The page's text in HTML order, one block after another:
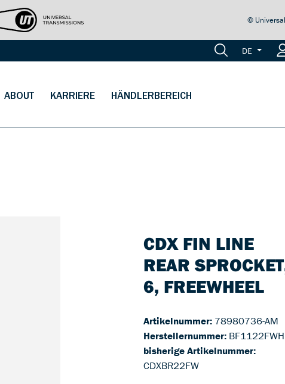
©
DE
ABOUT KARRIERE HÄNDLERBEREICH
CDX FIN LINE
REAR
6, FREEWHEEL
Artikelnummer: 78980736-AM
Herstellernummer:
bisherige Artikelnummer:
CDXBR22FW